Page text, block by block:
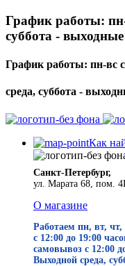
График работы: пн-
суббота -
График работы: пн-вс с
среда, суббота -
Как
Санкт-Петербург,
ул. Марата 68, пом.
О магазине
Работаем пн, вт, чт,
с 12:00 до 19:00
самовывоз с 12:00
Выходной среда,